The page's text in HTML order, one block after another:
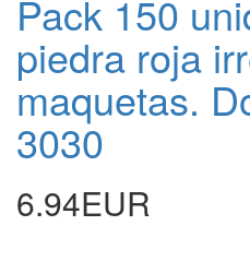
Pack 150
piedra roja
maquetas.
3030
6.94EUR